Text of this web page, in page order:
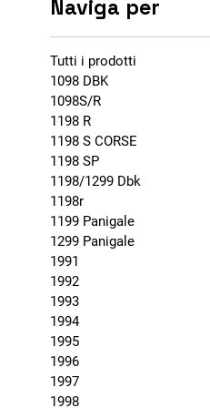
Naviga per
Tutti i prodotti
1098 DBK
1098S/R
1198 R
1198 S CORSE
1198 SP
1198/1299 Dbk
1198r
1199 Panigale
1299 Panigale
1991
1992
1993
1994
1995
1996
1997
1998